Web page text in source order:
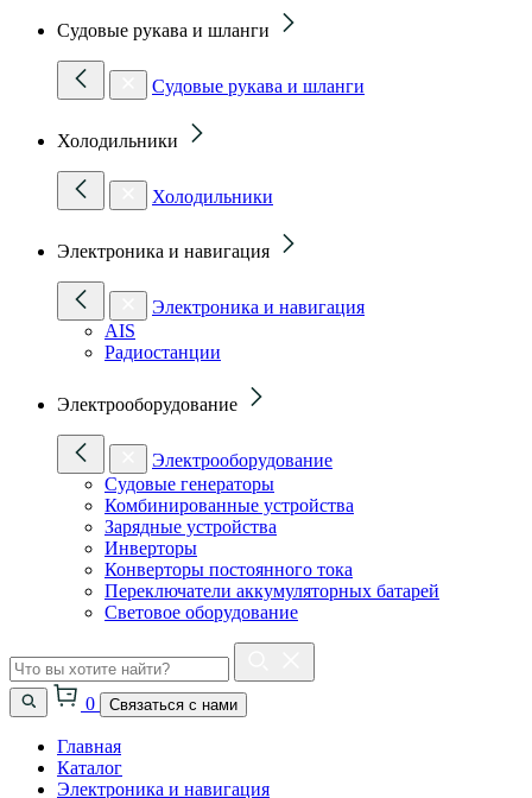
Судовые рукава и шланги
Судовые рукава и шланги
Холодильники
Холодильники
Электроника и навигация
Электроника и навигация
AIS
Радиостанции
Электрооборудование
Электрооборудование
Судовые генераторы
Комбинированные устройства
Зарядные устройства
Инверторы
Конверторы постоянного тока
Переключатели аккумуляторных батарей
Световое оборудование
0 Связаться с нами
Главная
Каталог
Электроника и навигация